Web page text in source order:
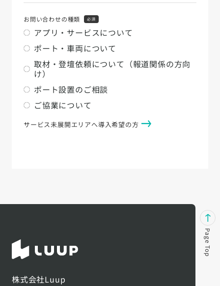
お問い合わせの種類 必須
アプリ・サービスについて
ポート・車両について
取材・登壇依頼について（報道関係の方向
け）
ポート設置のご相談
ご協業について
サービス未展開エリアへ導入希望の方
株式会社Luup
Page Top